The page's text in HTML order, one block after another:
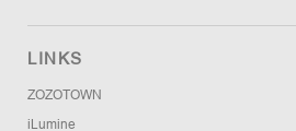
LINKS
ZOZOTOWN
iLumine